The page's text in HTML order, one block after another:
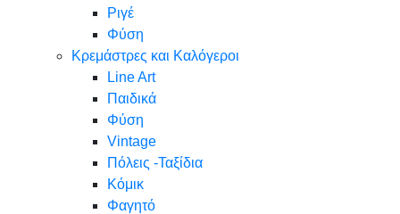
Ριγέ
Φύση
Κρεμάστρες και Καλόγεροι
Line Art
Παιδικά
Φύση
Vintage
Πόλεις -Ταξίδια
Κόμικ
Φαγητό